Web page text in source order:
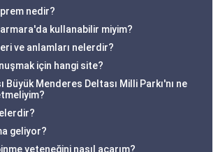
nedir?
kullanabilir miyim?
ve anlamları nelerdir?
için hangi site?
Büyük Menderes Deltası Milli Parkı'nı ne
geliyor?
yeteneğini nasıl açarım?